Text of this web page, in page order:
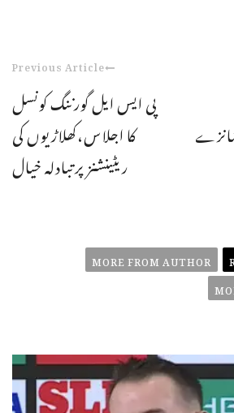
Previous Article
پی ایس ایل گورننگ کونسل
کا اجلاس،کھلاڑیوں کی
ریٹینشنز پرتبادلہ خیال
MORE FROM AUTHOR